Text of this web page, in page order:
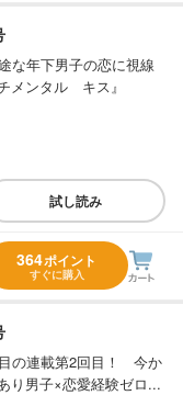
な年下男子の恋に視線
メンタル キス』
試し読み
364ポイント
すぐに購入
の連載第2回目！ 今か
り男子×恋愛経験ゼロ...